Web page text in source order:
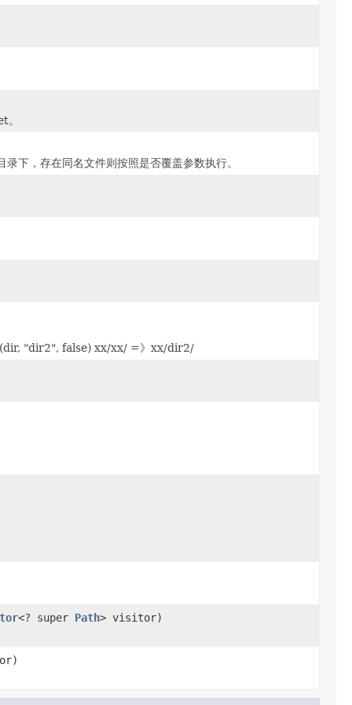
。
下，存在同名文件则按照是否覆盖参数执行。
"dir2", false) xx/xx/ =》xx/dir2/
<? super Path> visitor)